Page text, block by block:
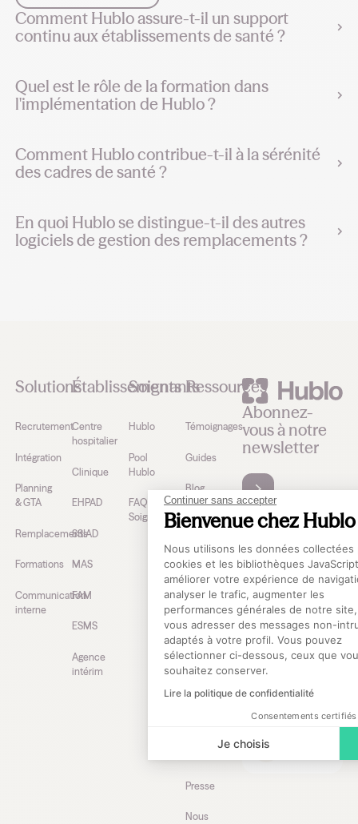
Continuer sans accepter
Bienvenue chez Hublo
Plateforme de
Nous utilisons les données collectées
cookies et les bibliothèques
améliorer votre expérience de
analyser le trafic, augmenter les
performances générales de notre
vous adresser des messages non-
adaptés à votre profil. Vous pouvez
sélectionner ci-dessous, ceux que
souhaitez conserver.
Lire la politique de confidentialité
Consentements
Je choisis
Axeptio
Comment Hublo assure-t-il un support
continu aux établissements de santé ?
Quel est le rôle de la formation dans
l'implémentation de Hublo ?
Comment Hublo contribue-t-il à la sérénité
des cadres de santé ?
En quoi Hublo se distingue-t-il des autres
logiciels de gestion des remplacements ?
Solutions
Recrutement
Intégration
Planning
& GTA
Remplacements
Formations
Communication
interne
Établissements
Centre
hospitalier
Clinique
EHPAD
SSIAD
MAS
FAM
ESMS
Agence
intérim
Soignants
Hublo
Pool
Hublo
FAQ
Soignants
Ressources
Témoignages
Guides
Blog
Webinaires
Webinaires
Club Hublo
Podcast
À
propos
d’Hublo
Presse
Nous
Abonnez-
vous à notre
newsletter
recevoir la
newsletter de
Hublo*
Consultez notre
Politique de
Confidentialité .
nous